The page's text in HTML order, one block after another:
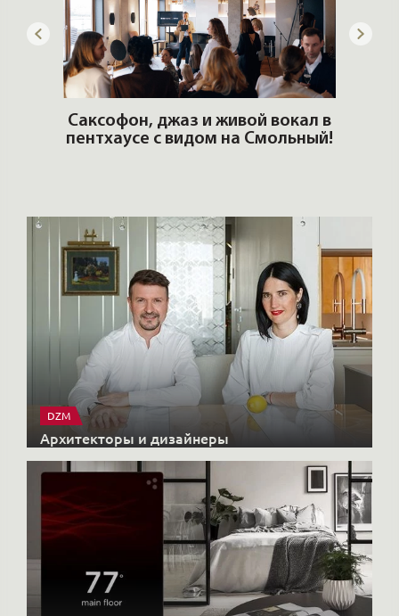
Саксофон, джаз и живой вокал в
пентхаусе с видом на Смольный!
DZM
Архитекторы и дизайнеры